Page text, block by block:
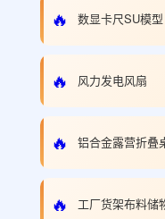
🔥 数显卡尺SU模型
🔥 风力发电风扇
🔥 铝合金露营折叠
🔥 工厂货架布料储